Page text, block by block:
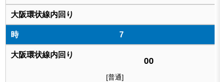
7
00
[普通]